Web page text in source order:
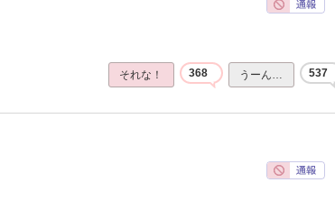
それな！ 368 うーん… 537